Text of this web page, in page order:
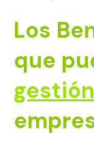
Los
que